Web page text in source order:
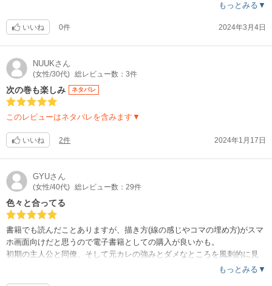
もっとみる▼
いいね 0件 2024年3月4日
NUUKさん
(女性/30代) 総レビュー数：3件
次の巻も楽しみ ネタバレ
このレビューはネタバレを含みます▼
いいね 2件 2024年1月17日
GYUさん
(女性/40代) 総レビュー数：29件
色々と合ってる
書籍でも読んだことありますが、描き方(線の感じやコマの埋め方)がスマ
ホ画面向けだと思うので電子書籍としての購入が良いかも。
初期の主人公と同僚、そして元カレの強みとダメなところを風刺的に見
せるシーンと主人公のライフハックネタが沢山あって面白い。もっとみる▼